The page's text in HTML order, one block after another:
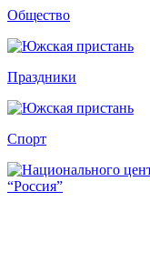
Общество
Праздники
Спорт
“Россия”